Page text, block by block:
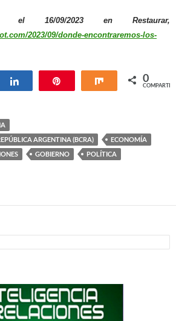
el 16/09/2023 en Restaurar,
2023/09/donde-encontraremos-los-
Compartir Compartir
0
COMPARTIR
ARGENTINA (BCRA)
ECONOMÍA
GOBIERNO
POLÍTICA